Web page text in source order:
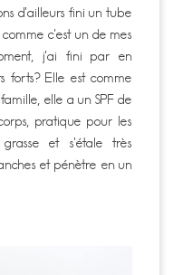
d’ailleurs fini un tube
c’est un de mes
j’ai fini par en
forts? Elle est comme
elle a un SPF de
pratique pour les
et s’étale très
et pénètre en un